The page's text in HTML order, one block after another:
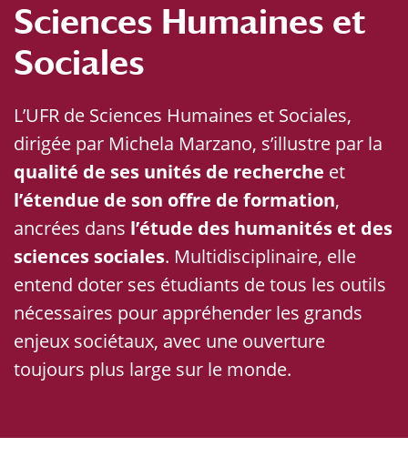
Sciences Humaines et
Sociales
L’UFR de Sciences Humaines et Sociales,
dirigée par Michela Marzano, s’illustre par la
qualité de ses unités de recherche et
l’étendue de son offre de formation,
ancrées dans l’étude des humanités et des
sciences sociales. Multidisciplinaire, elle
entend doter ses étudiants de tous les outils
nécessaires pour appréhender les grands
enjeux sociétaux, avec une ouverture
toujours plus large sur le monde.